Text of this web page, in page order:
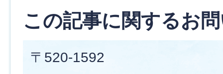
この記事に関するお
〒520-1592